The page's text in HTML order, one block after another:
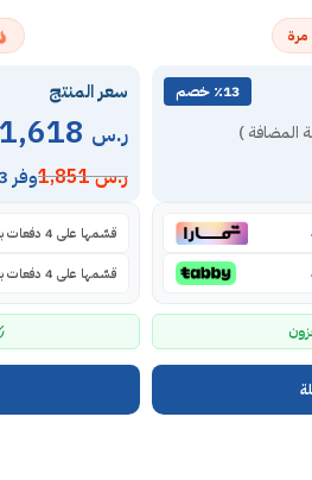
مرة
٪13 خصم
المضافة )
سعر المنتج
ر.س
ر.س1,851 وفر 233 ر.س
قسّمها على 4 دفعات بقيمة
قسّمها على 4 دفعات بقيمة